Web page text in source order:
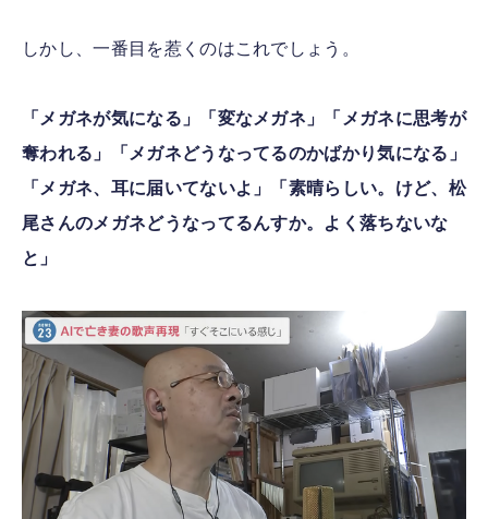
しかし、一番目を惹くのはこれでしょう。
「メガネが気になる」「変なメガネ」「メガネに思考が
奪われる」「メガネどうなってるのかばかり気になる」
「メガネ、耳に届いてないよ」「素晴らしい。けど、松
尾さんのメガネどうなってるんすか。よく落ちないな
と」